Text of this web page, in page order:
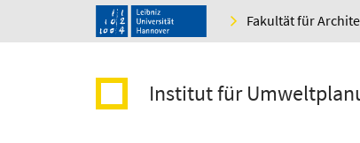
Fakultät für
Institut für